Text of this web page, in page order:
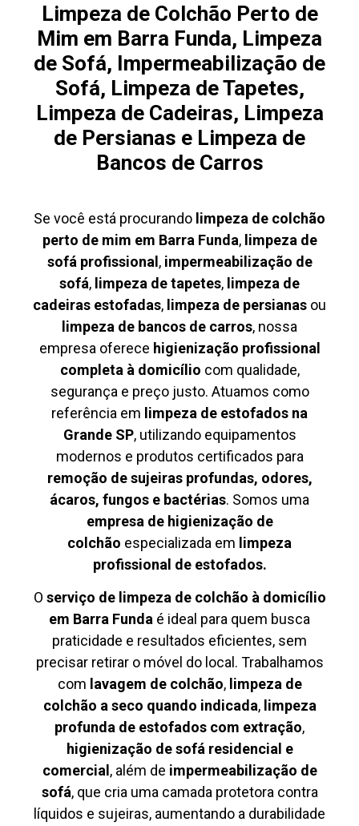
Limpeza de Colchão Perto de
Mim em Barra Funda, Limpeza
de Sofá, Impermeabilização de
Sofá, Limpeza de Tapetes,
Limpeza de Cadeiras, Limpeza
de Persianas e Limpeza de
Bancos de Carros
Se você está procurando limpeza de colchão
perto de mim em Barra Funda, limpeza de
sofá profissional , impermeabilização de
sofá, limpeza de tapetes, limpeza de
cadeiras estofadas, limpeza de persianas ou
limpeza de bancos de carros, nossa
empresa oferece higienização profissional
completa à domicílio com qualidade,
segurança e preço justo. Atuamos como
referência em limpeza de estofados na
Grande SP, utilizando equipamentos
modernos e produtos certificados para
remoção de sujeiras profundas, odores,
ácaros, fungos e bactérias. Somos uma
empresa de higienização de
colchão especializada em limpeza
profissional de estofados.
O serviço de limpeza de colchão à domicílio
em Barra Funda é ideal para quem busca
praticidade e resultados eficientes, sem
precisar retirar o móvel do local. Trabalhamos
com lavagem de colchão, limpeza de
colchão a seco quando indicada, limpeza
profunda de estofados com extração,
higienização de sofá residencial e
comercial , além de impermeabilização de
sofá, que cria uma camada protetora contra
líquidos e sujeiras, aumentando a durabilidade